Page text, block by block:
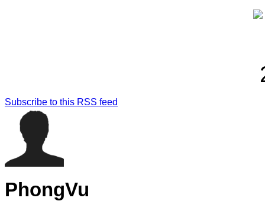
Subscribe to this RSS feed
PhongVu